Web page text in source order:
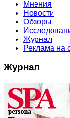
Мнения
Новости
Обзоры
Журнал
Реклама на
Журнал